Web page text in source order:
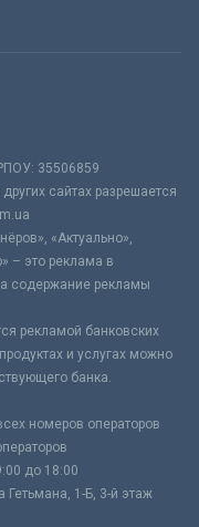
35506859
сайтах разрешается
«Актуально»,
– это реклама в
содержание рекламы
рекламой банковских
и услугах можно
банка.
номеров операторов
до 18:00
1-Б, 3-й этаж